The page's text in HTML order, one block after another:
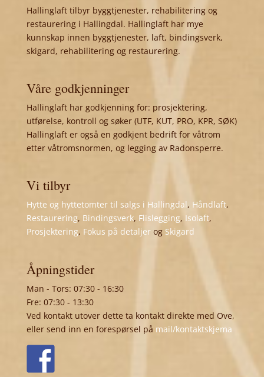
Hallinglaft tilbyr byggtjenester, rehabilitering og
restaurering i Hallingdal. Hallinglaft har mye
kunnskap innen byggtjenester, laft, bindingsverk,
skigard, rehabilitering og restaurering.
Våre godkjenninger
Hallinglaft har godkjenning for: prosjektering,
utførelse, kontroll og søker (UTF, KUT, PRO, KPR, SØK)
Hallinglaft er også en godkjent bedrift for våtrom
etter våtromsnormen, og legging av Radonsperre.
Vi tilbyr
Hytte og hyttetomter til salgs i Hallingdal, Håndlaft,
Restaurering, Bindingsverk, Flislegging, Isolaft,
Prosjektering, Fokus på detaljerog Skigard
Åpningstider
Man - Tors: 07:30 - 16:30
Fre: 07:30 - 13:30
Ved kontakt utover dette ta kontakt direkte med Ove,
eller send inn en forespørsel på mail/kontaktskjema